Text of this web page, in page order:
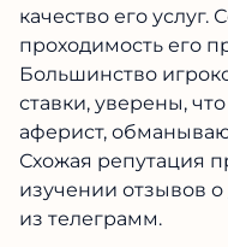
качество его услуг.
проходимость его
Большинство
ставки, уверены,
аферист,
Схожая репутация
изучении отзывов о
из телеграмм.